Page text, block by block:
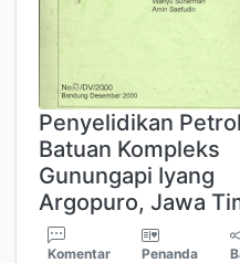
Penyelidikan
Batuan Kompleks
Gunungapi Iyang
Argopuro, Jawa
Komentar Penanda